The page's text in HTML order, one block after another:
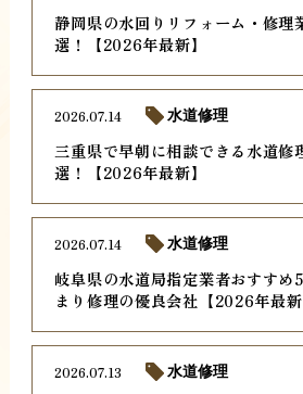
静岡県の水回りリフォーム・修理
選！【2026年最新】
三重県で早朝に相談できる水道修
選！【2026年最新】
2026.07.14 水道修理
岐阜県の水道局指定業者おすすめ
まり修理の優良会社【2026年最新
2026.07.14 水道修理
2026.07.13 水道修理